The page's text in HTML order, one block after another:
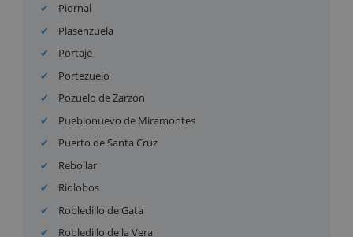
Piornal
Plasenzuela
Portaje
Portezuelo
Pozuelo de Zarzón
Pueblonuevo de Miramontes
Puerto de Santa Cruz
Rebollar
Riolobos
Robledillo de Gata
Robledillo de la Vera